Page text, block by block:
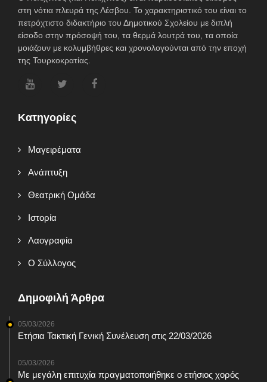
στη νότια πλευρά της Λέσβου. Το χαρακτηριστικό του είναι το
πετρόχτιστο διδακτήριο του Δημοτικού Σχολείου με διπλή
είσοδο στην πρόσοψή του, τα θερμά λουτρά του, τα οποία
μοιάζουν με κολυμβήθρες και χρονολογούνται από την εποχή
της Τουρκοκρατίας.
Κατηγορίες
Mαγειρέματα
Ανάπτυξη
Θεατρική Ομάδα
Ιστορία
Λαογραφία
Ο Σύλλογος
Δημοφιλή Άρθρα
05/03/2026
Ετήσια Τακτική Γενική Συνέλευση στις 22/03/2026
05/03/2026
Με μεγάλη επιτυχία πραγματοποιήθηκε ο ετήσιος χορός